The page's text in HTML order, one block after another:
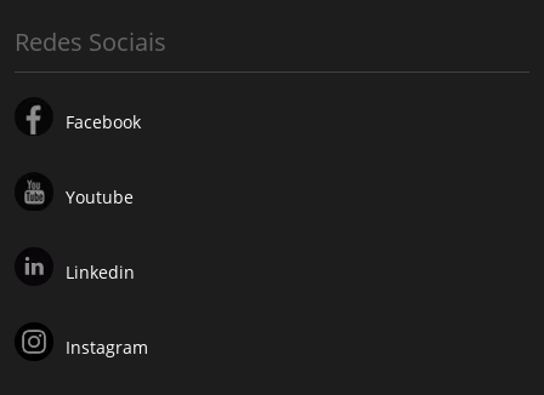
Redes Sociais
Facebook
Youtube
Linkedin
Instagram